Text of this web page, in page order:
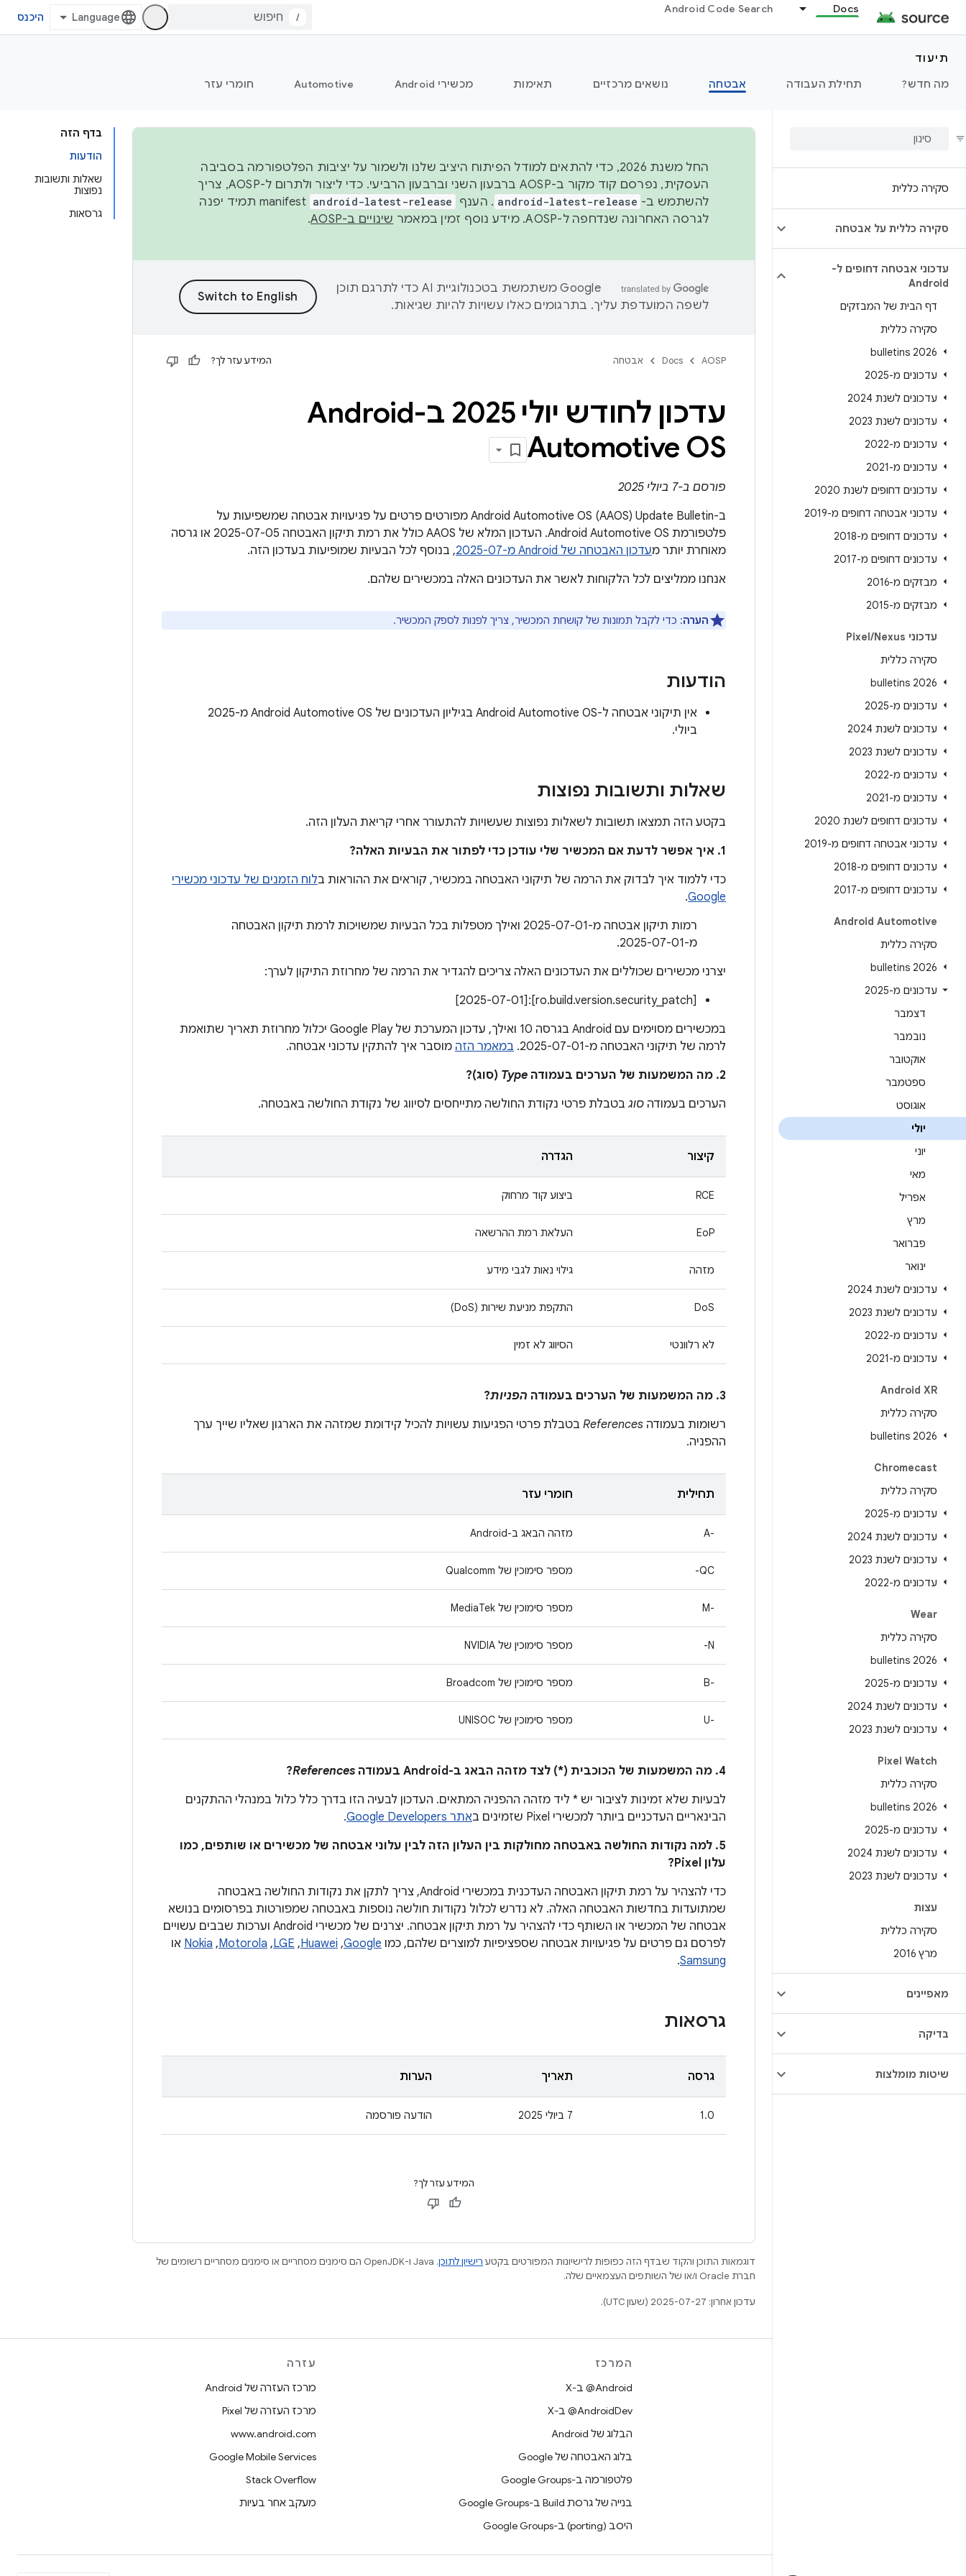
Docs
Android Code Search
/ היכנס
תיעוד
מה חדש?
תחילת העבודה אבטחה נושאים מרכזיים תאימות מכשירי Android Automotive חומרי עזר
סקירה כללית
סקירה כללית על אבטחה
עדכוני אבטחה דחופים ל-
Android
דף הבית של המבזקים
סקירה כללית
2026 bulletins
עדכונים מ-2025
עדכונים לשנת 2024
עדכונים לשנת 2023
עדכונים מ-2022
עדכונים מ-2021
עדכונים דחופים לשנת 2020
עדכוני אבטחה דחופים מ-2019
עדכונים דחופים מ-2018
עדכונים דחופים מ-2017
מבזקים מ-2016
מבזקים מ-2015
עדכוני Pixel /Nexus
סקירה כללית
2026 bulletins
עדכונים מ-2025
עדכונים לשנת 2024
עדכונים לשנת 2023
עדכונים מ-2022
עדכונים מ-2021
עדכונים דחופים לשנת 2020
עדכוני אבטחה דחופים מ-2019
עדכונים דחופים מ-2018
עדכונים דחופים מ-2017
Android Automotive
סקירה כללית
2026 bulletins
עדכונים מ-2025
דצמבר
נובמבר
אוקטובר
ספטמבר
אוגוסט
יולי
יוני
מאי
אפריל
מרץ
פברואר
ינואר
עדכונים לשנת 2024
עדכונים לשנת 2023
עדכונים מ-2022
עדכונים מ-2021
Android XR
סקירה כללית
2026 bulletins
Chromecast
סקירה כללית
עדכונים מ-2025
עדכונים לשנת 2024
עדכונים לשנת 2023
עדכונים מ-2022
Wear
סקירה כללית
2026 bulletins
עדכונים מ-2025
עדכונים לשנת 2024
עדכונים לשנת 2023
Pixel Watch
סקירה כללית
2026 bulletins
עדכונים מ-2025
עדכונים לשנת 2024
עדכונים לשנת 2023
עצות
סקירה כללית
מרץ 2016
מאפיינים
בדיקה
שיטות מומלצות
בדף הזה
הודעות
שאלות ותשובות
נפוצות
גרסאות
החל משנת 2026, כדי להתאים למודל הפיתוח היציב שלנו ולשמור על יציבות הפלטפורמה בסביבה
העסקית, נפרסם קוד מקור ב-AOSP ברבעון השני וברבעון הרביעי. כדי ליצור ולתרום ל-AOSP, צריך
להשתמש ב- android-latest-release . הענף android-latest-release
manifest תמיד יפנה
לגרסה האחרונה שנדחפה ל-AOSP. מידע נוסף זמין במאמר
שינויים ב-AOSP .
‫Google משתמשת בטכנולוגיית AI כדי לתרגם תוכן
לשפה המועדפת עליך. בתרגומים כאלו עשויות להיות שגיאות.
AOSP
Docs אבטחה המידע עזר לך?
עדכון לחודש יולי 2025 ב-Android
Automotive OS
פורסם ב-7 ביולי 2025
ב-Android Automotive OS (AAOS) Update Bulletin מפורטים פרטים על פגיעויות אבטחה שמשפיעות על
פלטפורמת Android Automotive OS. העדכון המלא של AAOS כולל את רמת תיקון האבטחה 2025-07-05 או גרסה
מאוחרת יותר מעדכון האבטחה של Android מ-2025-07
, בנוסף לכל הבעיות שמופיעות בעדכון הזה.
אנחנו ממליצים לכל הלקוחות לאשר את העדכונים האלה במכשירים שלהם.
הערה: כדי לקבל תמונות של קושחת המכשיר, צריך לפנות לספק המכשיר.
הודעות
אין תיקוני אבטחה ל-Android Automotive OS בגיליון העדכונים של Android Automotive OS מ-2025
ביולי.
שאלות ותשובות נפוצות
בקטע הזה תמצאו תשובות לשאלות נפוצות שעשויות להתעורר אחרי קריאת העלון הזה.
1. איך אפשר לדעת אם המכשיר שלי עודכן כדי לפתור את הבעיות האלה?
כדי ללמוד איך לבדוק את הרמה של תיקוני האבטחה במכשיר, קוראים את ההוראות בלוח הזמנים של עדכוני מכשירי
Google
.
רמות תיקון אבטחה מ-2025-07-01 ואילך מטפלות בכל הבעיות שמשויכות לרמת תיקון האבטחה
מ-2025-07-01.
יצרני מכשירים שכוללים את העדכונים האלה צריכים להגדיר את הרמה של מחרוזת התיקון לערך:
[ro.build.version.security_patch]:[2025-07-01]
במכשירים מסוימים עם Android בגרסה 10 ואילך, עדכון המערכת של Google Play יכלול מחרוזת תאריך שתואמת
לרמה של תיקוני האבטחה מ-2025-07-01.
במאמר הזה מוסבר איך להתקין עדכוני אבטחה.
2. מה המשמעות של הערכים בעמודה
Type (סוג)?
הערכים בעמודה סוג בטבלת פרטי נקודת החולשה מתייחסים לסיווג של נקודת החולשה באבטחה.
קיצור הגדרה
RCE ביצוע קוד מרחוק
EoP העלאת רמת ההרשאה
מזהה גילוי נאות לגבי מידע
DoS התקפת מניעת שירות (DoS)
לא רלוונטי הסיווג לא זמין
3. מה המשמעות של הערכים בעמודה הפניות?
רשומות בעמודה References בטבלת פרטי הפגיעות עשויות להכיל קידומת שמזהה את הארגון שאליו שייך ערך
ההפניה.
תחילית חומרי עזר
A-‎ מזהה הבאג ב-Android
QC- מספר סימוכין של Qualcomm
M-‎ מספר סימוכין של MediaTek
N- מספר סימוכין של NVIDIA
B-‎ מספר סימוכין של Broadcom
U-‎ מספר סימוכין של UNISOC
4. מה המשמעות של הכוכבית (*) לצד מזהה הבאג ב-Android בעמודה References
?
לבעיות שלא זמינות לציבור יש * ליד מזהה ההפניה המתאים. העדכון לבעיה הזו בדרך כלל כלול במנהלי ההתקנים
הבינאריים העדכניים ביותר למכשירי Pixel שזמינים ב
אתר Google Developers
.
5. למה נקודות החולשה באבטחה מחולקות בין העלון הזה לבין עלוני אבטחה של מכשירים או שותפים, כמו
עלון Pixel?
כדי להצהיר על רמת תיקון האבטחה העדכנית במכשירי Android, צריך לתקן את נקודות החולשה באבטחה
שמתועדות בחדשות האבטחה האלה. לא נדרש לכלול נקודות חולשה נוספות באבטחה שמפורטות בפרסומים בנושא
אבטחה של המכשיר או השותף כדי להצהיר על רמת תיקון אבטחה. יצרנים של מכשירי Android וערכות שבבים עשויים
לפרסם גם פרטים על פגיעויות אבטחה שספציפיות למוצרים שלהם, כמו Google
,‏
Huawei
,‏
LGE
,‏
Motorola
,‏
Nokia או
Samsung
.
גרסאות
גרסה תאריך הערות
1.0 ‫7 ביולי 2025 הודעה פורסמה
המידע עזר לך?
דוגמאות התוכן והקוד שבדף הזה כפופות לרישיונות המפורטים בקטע רישיון לתוכן
.‏ Java ו-OpenJDK הם סימנים מסחריים או סימנים מסחריים רשומים של
חברת Oracle ו/או של השותפים העצמאיים שלה.
עדכון אחרון: 2025-07-27 (שעון UTC).
המרכז
‫‎@Android ב-X
‫‎@AndroidDev ב-X
הבלוג של Android
בלוג האבטחה של Google
פלטפורמה ב-Google Groups
בנייה של גרסת Build ב-Google Groups
היסב (porting) ב-Google Groups
עזרה
מרכז העזרה של Android
מרכז העזרה של Pixel
www.android.com
Google Mobile Services
Stack Overflow
מעקב אחר בעיות